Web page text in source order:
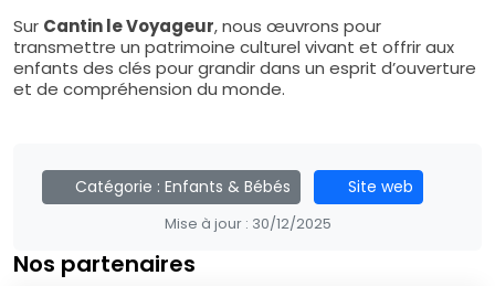
Sur Cantin le Voyageur, nous œuvrons pour
transmettre un patrimoine culturel vivant et offrir aux
enfants des clés pour grandir dans un esprit d’ouverture
et de compréhension du monde.
Catégorie : Enfants & Bébés Site web
Mise à jour : 30/12/2025
Nos partenaires